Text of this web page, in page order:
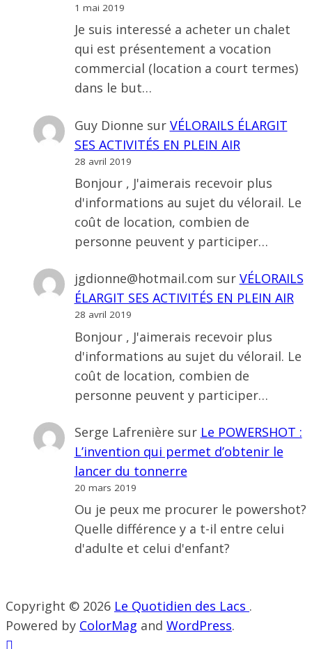
1 mai 2019
Je suis interessé a acheter un chalet
qui est présentement a vocation
commercial (location a court termes)
dans le but…
Guy Dionne sur VÉLORAILS ÉLARGIT
SES ACTIVITÉS EN PLEIN AIR
28 avril 2019
Bonjour , J'aimerais recevoir plus
d'informations au sujet du vélorail. Le
coût de location, combien de
personne peuvent y participer…
jgdionne@hotmail.com sur VÉLORAILS
ÉLARGIT SES ACTIVITÉS EN PLEIN AIR
28 avril 2019
Bonjour , J'aimerais recevoir plus
d'informations au sujet du vélorail. Le
coût de location, combien de
personne peuvent y participer…
Serge Lafrenière sur Le POWERSHOT :
L’invention qui permet d’obtenir le
lancer du tonnerre
20 mars 2019
Ou je peux me procurer le powershot?
Quelle différence y a t-il entre celui
d'adulte et celui d'enfant?
Copyright © 2026 Le Quotidien des Lacs .
Powered by ColorMag and WordPress.